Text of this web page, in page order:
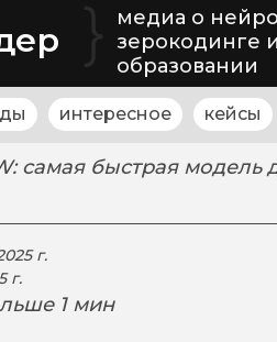
}
медиа о
зерокодинге
образовании
интересное кейсы
самая быстрая модель
г.
г.
1 мин